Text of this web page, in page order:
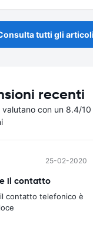
tutti gli
recenti
valutano con un 8.4/10
25-02-2020
il contatto
contatto telefonico è